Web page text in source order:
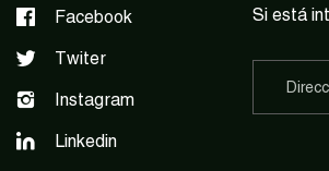
Facebook
Twiter
Instagram
Linkedin
Si está